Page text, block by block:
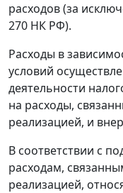
расходов (за
270 НК РФ).
Расходы в
условий
деятельности
на расходы,
реализацией, и
В соответствии с
расходам,
реализацией,